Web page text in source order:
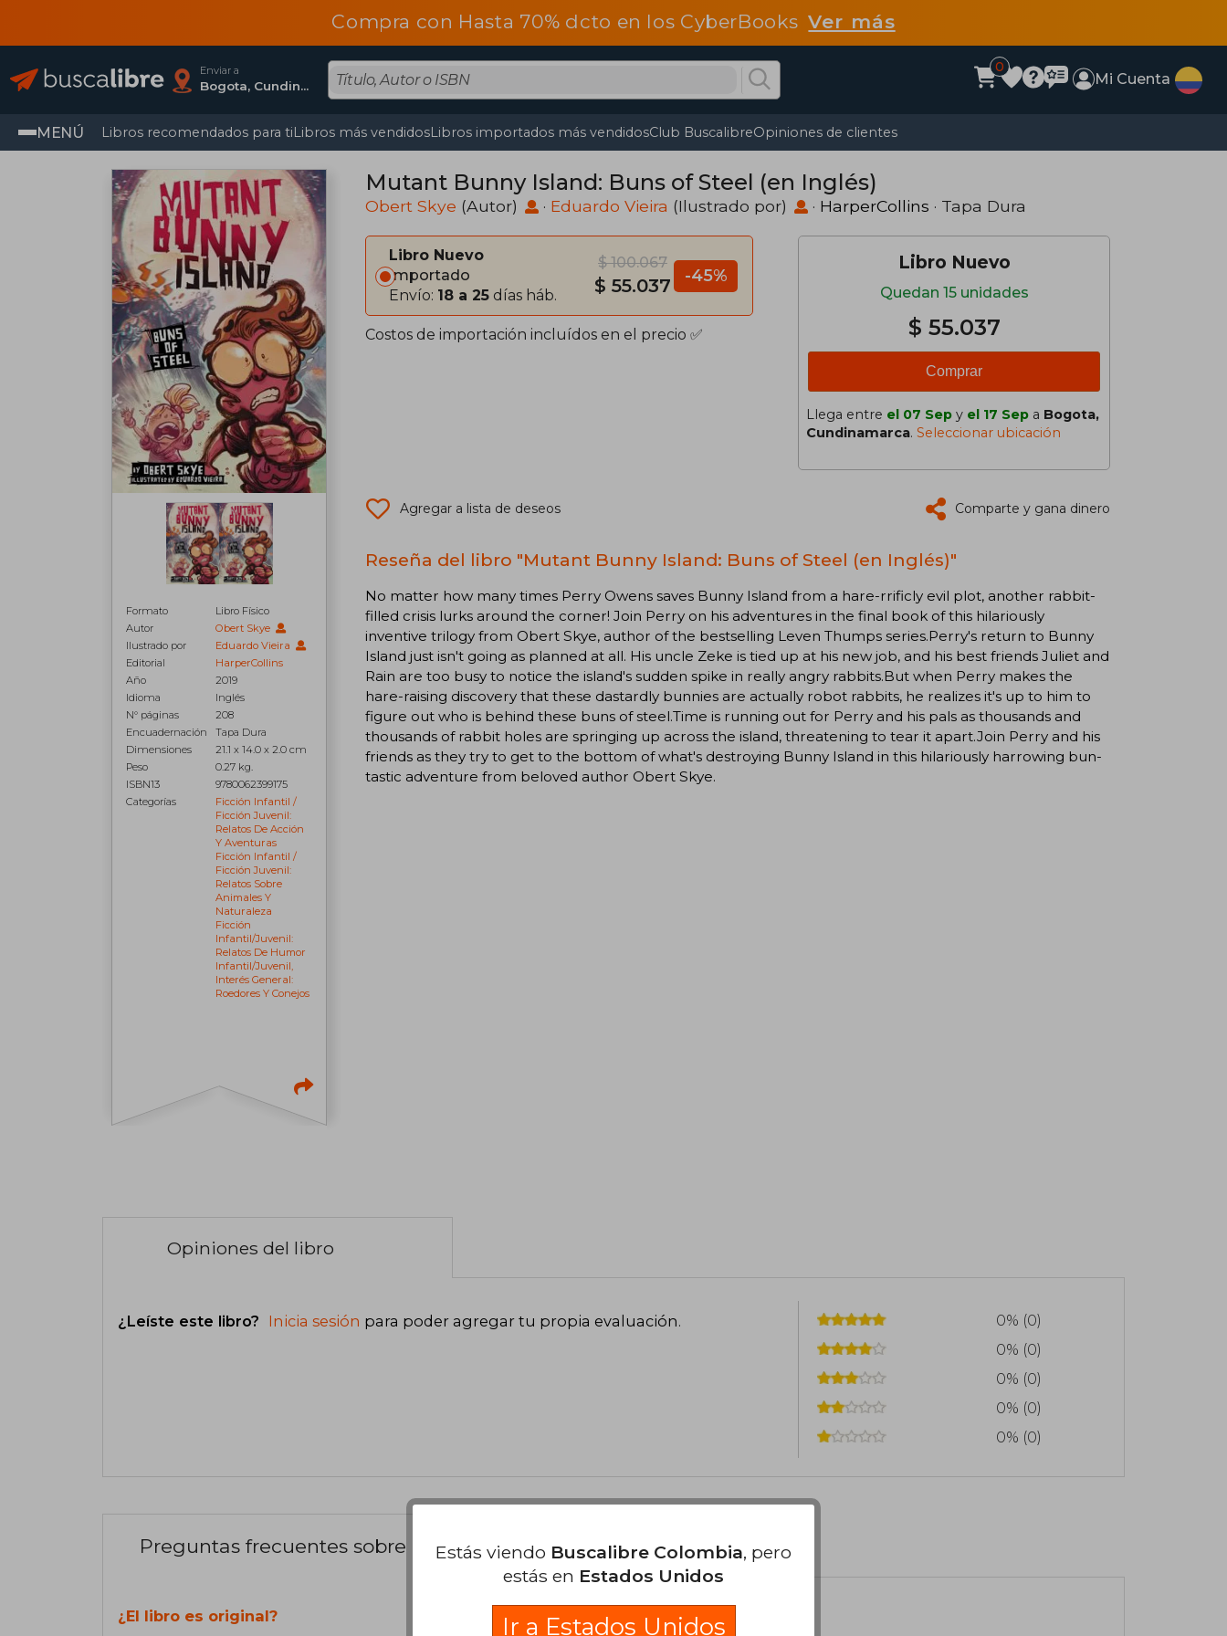
Compra con Hasta 70% dcto en los CyberBooksVer más
Enviar a
Bogota, Cundinamarca
0
Mi Cuenta
MENÚ Libros recomendados para tiLibros más vendidosLibros importados más vendidosClub BuscalibreOpiniones de clientes
Formato
Libro Físico
Autor
Obert Skye
Ilustrado por
Eduardo Vieira
Editorial
HarperCollins
Año
2019
Idioma
Inglés
N° páginas
208
Encuadernación
Tapa Dura
Dimensiones
21.1 x 14.0 x 2.0 cm
Peso
0.27 kg.
ISBN13
9780062399175
Categorías
Ficción Infantil /
Ficción Juvenil:
Relatos De Acción
Y Aventuras
Ficción Infantil /
Ficción Juvenil:
Relatos Sobre
Animales Y
Naturaleza
Ficción
Infantil/juvenil:
Relatos De Humor
Infantil/juvenil,
Interés General:
Roedores Y Conejos
Mutant Bunny Island: Buns of Steel (en Inglés)
Obert Skye (Autor) · Eduardo Vieira (Ilustrado por) · HarperCollins · Tapa Dura
Libro Nuevo
Importado
Envío: 18 a 25 días háb.
$ 100.067
$ 55.037 -45%
Costos de importación incluídos en el precio ✅
Libro Nuevo
Quedan 15 unidades
$ 55.037
Comprar
Llega entre el 07 Sep y el 17 Sep a Bogota,
Cundinamarca. Seleccionar ubicación
Agregar a lista de deseos Comparte y gana dinero
Reseña del libro "Mutant Bunny Island: Buns of Steel (en Inglés)"
No matter how many times Perry Owens saves Bunny Island from a hare-rrificly evil plot, another rabbit-
filled crisis lurks around the corner! Join Perry on his adventures in the final book of this hilariously
inventive trilogy from Obert Skye, author of the bestselling Leven Thumps series.Perry's return to Bunny
Island just isn't going as planned at all. His uncle Zeke is tied up at his new job, and his best friends Juliet and
Rain are too busy to notice the island's sudden spike in really angry rabbits.But when Perry makes the
hare-raising discovery that these dastardly bunnies are actually robot rabbits, he realizes it's up to him to
figure out who is behind these buns of steel.Time is running out for Perry and his pals as thousands and
thousands of rabbit holes are springing up across the island, threatening to tear it apart.Join Perry and his
friends as they try to get to the bottom of what's destroying Bunny Island in this hilariously harrowing bun-
tastic adventure from beloved author Obert Skye.
Opiniones del libro
¿Leíste este libro? Inicia sesión para poder agregar tu propia evaluación.
0% (0)
0% (0)
0% (0)
0% (0)
0% (0)
Preguntas frecuentes sobre el libro
¿El libro es original?
Estás viendo Buscalibre Colombia, pero
estás en Estados Unidos
Ir a Estados Unidos